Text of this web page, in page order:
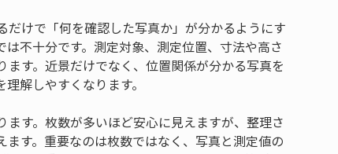
けで「何を確認した写真か」が分かるようにす
不十分です。測定対象、測定位置、寸法や高さ
す。近景だけでなく、位置関係が分かる写真を
解しやすくなります。
す。枚数が多いほど安心に見えますが、整理さ
す。重要なのは枚数ではなく、写真と測定値の